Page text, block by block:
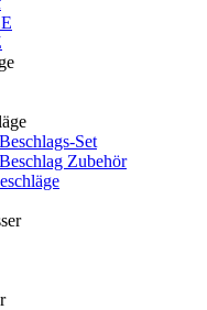
Set
Zubehör